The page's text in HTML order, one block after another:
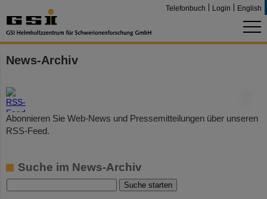
Telefonbuch Login English
News-Archiv
Abonnieren Sie Web-News und Pressemitteilungen über unseren
RSS-Feed.
Suche im News-Archiv